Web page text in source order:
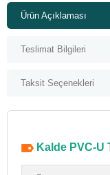
Ürün Açıklaması
Teslimat Bilgileri
Taksit Seçenekleri
Kalde PVC-U